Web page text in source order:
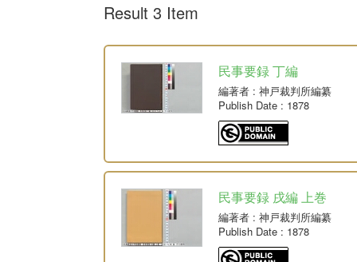
Result 3 Item
民事要録 丁編
編著者 : 神戸裁判所編纂
Publish Date : 1878
民事要録 戌編 上巻
編著者 : 神戸裁判所編纂
Publish Date : 1878